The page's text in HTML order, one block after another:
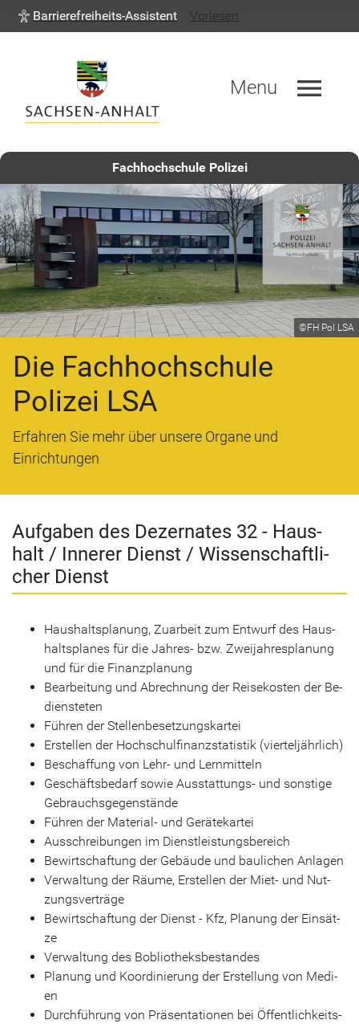
Menu menu
Barrierefreiheits-Assistent Vorlesen
Fachhochschule Polizei
Die Fachhochschule
Polizei LSA
Erfahren Sie mehr über unsere Organe und
Einrichtungen
©FH Pol LSA
Auf­ga­ben des De­zer­na­tes 32 - Haus­
halt / In­ne­rer Dienst / Wis­sen­schaft­li­
cher Dienst
Haus­halts­pla­nung, Zu­ar­beit zum Ent­wurf des Haus­
halts­pla­nes für die Jahres-​ bzw. Zwei­jah­res­pla­nung
und für die Fi­nanz­pla­nung
Be­ar­bei­tung und Ab­rech­nung der Rei­se­kos­ten der Be­
diens­te­ten
Füh­ren der Stel­len­be­set­zungs­kar­tei
Er­stel­len der Hoch­schul­fi­nanz­sta­tis­tik (vier­tel­jähr­lich)
Be­schaf­fung von Lehr- und Lern­mit­teln
Ge­schäfts­be­darf sowie Ausstattungs-​ und sons­ti­ge
Ge­brauchs­ge­gen­stän­de
Füh­ren der Material-​ und Ge­rä­te­kar­tei
Aus­schrei­bun­gen im Dienst­leis­tungs­be­reich
Be­wirt­schaf­tung der Ge­bäu­de und bau­li­chen An­la­gen
Ver­wal­tung der Räume, Er­stel­len der Miet- und Nut­
zungs­ver­trä­ge
Be­wirt­schaf­tung der Dienst - Kfz, Pla­nung der Ein­sät­
ze
Ver­wal­tung des Bob­lio­theks­be­stan­des
Pla­nung und Ko­or­di­nie­rung der Er­stel­lung von Me­di­
en
Durch­füh­rung von Prä­sen­ta­tio­nen bei Öf­fent­lich­keits­